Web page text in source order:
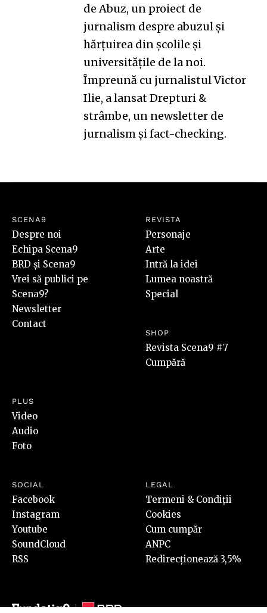
de Abuz, un proiect de
jurnalism despre abuzul și
hărțuirea din școlile și
universitățile de la noi.
Împreună cu jurnalistul Victor
Ilie, a lansatDrepturi &
strâmbe, un newsletter de
jurnalism și fact-checking.
SCENA9
Despre noi
Echipa Scena9
BRD și Scena9
Vrei să publici pe
Scena9?
Newsletter
Contact
REVISTA
Personaje
Arte
Intră la idei
Lumea noastră
Special
SHOP
Revista Scena9 #7
Cumpără
PLUS
Video
Audio
Foto
SOCIAL
Facebook
Instagram
Youtube
SoundCloud
RSS
LEGAL
Termeni & Condiții
Cookies
Cum cumpăr
ANPC
Redirecționează 3,5%